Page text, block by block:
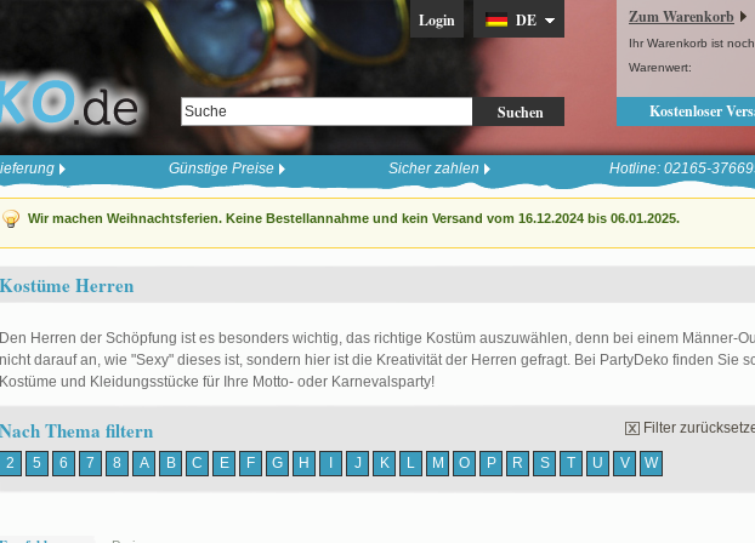
Suchen
Login DE Zum Warenkorb
Ihr Warenkorb ist noch
Warenwert:
Kostenloser
Günstige Preise Sicher zahlen Hotline: 02165-
Wir machen Weihnachtsferien. Keine Bestellannahme und kein Versand vom 16.12.2024 bis 06.01.2025.
Kostüme Herren
Den Herren der Schöpfung ist es besonders wichtig, das richtige Kostüm auszuwählen, denn bei einem Männer-
nicht darauf an, wie "Sexy" dieses ist, sondern hier ist die Kreativität der Herren gefragt. Bei PartyDeko finden Sie
Kostüme und Kleidungsstücke für Ihre Motto- oder Karnevalsparty!
Nach Thema filtern
2 5 6 7 8 A B C E F G H J K L M O P R S T U V W
Filter